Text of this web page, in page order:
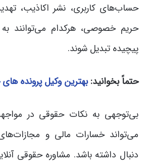
حساب‌های کاربری، نشر اکاذیب،
حریم خصوصی، هرکدام می‌توانند
پیچیده تبدیل شوند.
حتماً بخوانید:بهترین وکیل پرونده
بی‌توجهی به نکات حقوقی در
می‌تواند خسارات مالی و
دنبال داشته باشد. مشاوره حقوقی